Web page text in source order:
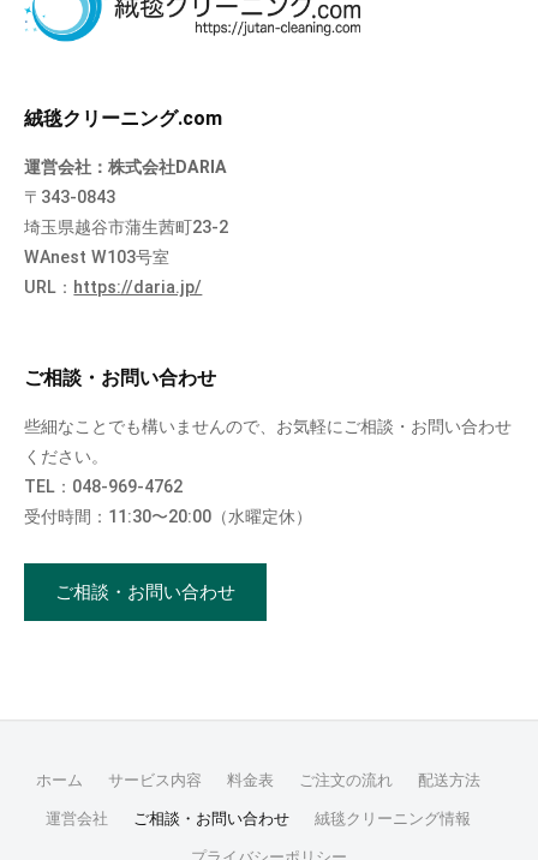
絨毯クリーニング.com
運営会社：株式会社DARIA
〒343-0843
埼玉県越谷市蒲生茜町23-2
WAnest W103号室
URL： https://daria.jp/
ご相談・お問い合わせ
些細なことでも構いませんので、お気軽にご相談・お問い合わせ
ください。
TEL：048-969-4762
受付時間：11:30〜20:00（水曜定休）
ご相談・お問い合わせ
ホーム サービス内容 料金表 ご注文の流れ 配送方法
運営会社 ご相談・お問い合わせ 絨毯クリーニング情報